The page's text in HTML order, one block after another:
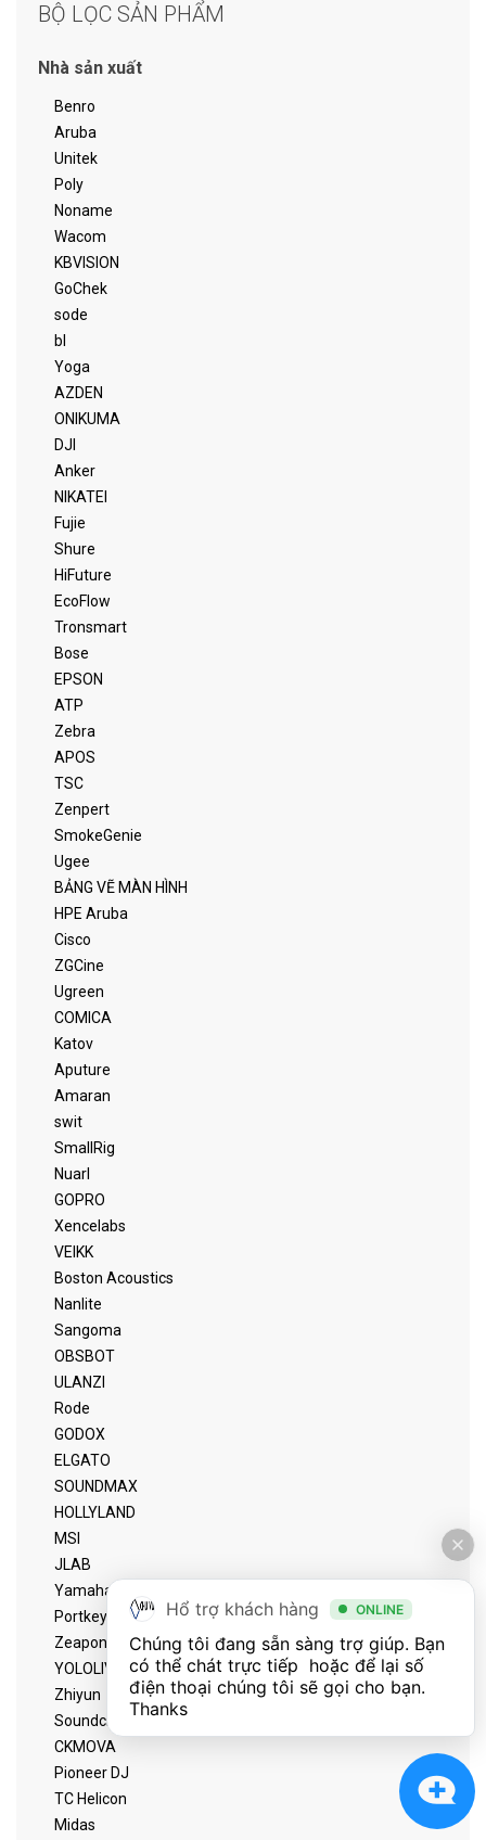
BỘ LỌC SẢN PHẨM
Nhà sản xuất
Benro
Aruba
Unitek
Poly
Noname
Wacom
KBVISION
GoChek
sode
bl
Yoga
AZDEN
ONIKUMA
DJI
Anker
NIKATEI
Fujie
Shure
HiFuture
EcoFlow
Tronsmart
Bose
EPSON
ATP
Zebra
APOS
TSC
Zenpert
SmokeGenie
Ugee
BẢNG VẼ MÀN HÌNH
HPE Aruba
Cisco
ZGCine
Ugreen
COMICA
Katov
Aputure
Amaran
swit
SmallRig
Nuarl
GOPRO
Xencelabs
VEIKK
Boston Acoustics
Nanlite
Sangoma
OBSBOT
ULANZI
Rode
GODOX
ELGATO
SOUNDMAX
HOLLYLAND
MSI
JLAB
Yamaha
Portkeys
Zeapon
YOLOLIV
Zhiyun
Soundcraft
CKMOVA
Pioneer DJ
TC Helicon
Midas
Hổ trợ khách hàng ONLINE
Chúng tôi đang sẵn sàng trợ giúp. Bạn
có thể chát trực tiếp  hoặc để lại số
điện thoại chúng tôi sẽ gọi cho bạn.
Thanks